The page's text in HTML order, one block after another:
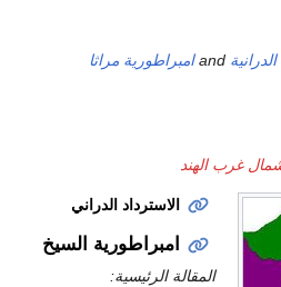
امبراطورية مراثا
غرب الهند
الاسترداد الدراني
امبراطورية السيخ
المقالة الرئيسية: